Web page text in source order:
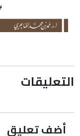
التعليقات
أضف تعليق